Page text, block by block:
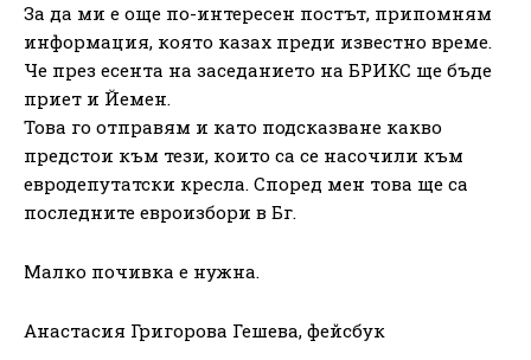
За да ми е още по-интересен постът, припомням
информация, която казах преди известно време.
Че през есента на заседанието на БРИКС ще бъде
приет и Йемен.
Това го отправям и като подсказване какво
предстои към тези, които са се насочили към
евродепутатски кресла. Според мен това ще са
последните евроизбори в Бг.
Малко почивка е нужна.
Анастасия Григорова Гешева, фейсбук